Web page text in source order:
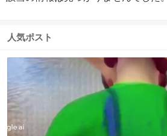
人気ポスト